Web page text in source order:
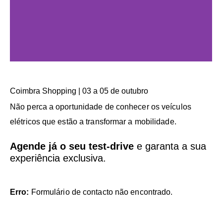
Coimbra Shopping | 03 a 05 de outubro
Não perca a oportunidade de conhecer os veículos
elétricos que estão a transformar a mobilidade.
Agende já o seu test-drive e garanta a sua
experiência exclusiva.
Erro: Formulário de contacto não encontrado.